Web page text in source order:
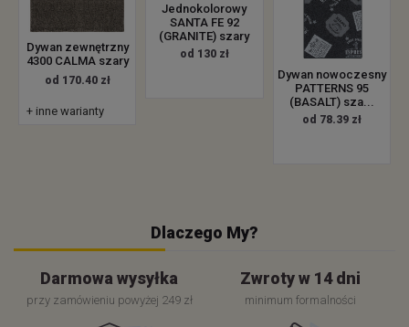
Dywan zewnętrzny
4300 CALMA szary
od 170.40 zł
+ inne warianty
Jednokolorowy
SANTA FE 92
(GRANITE) szary
od 130 zł
Dywan nowoczesny
PATTERNS 95
(BASALT) sza...
od 78.39 zł
Dlaczego My?
Darmowa wysyłka
przy zamówieniu powyżej 249 zł
Zwroty w 14 dni
minimum formalności